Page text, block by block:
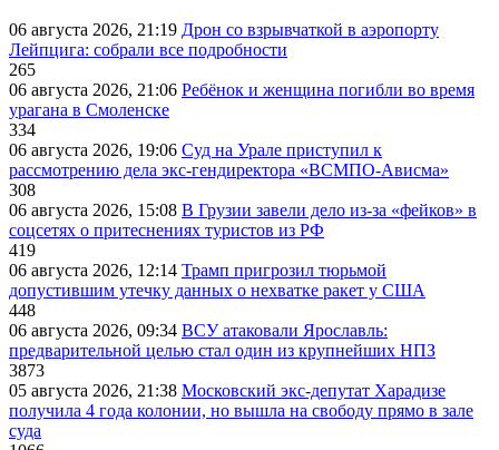
06 августа 2026, 21:19 Дрон со взрывчаткой в аэропорту
Лейпцига: собрали все подробности
265
06 августа 2026, 21:06 Ребёнок и женщина погибли во время
урагана в Смоленске
334
06 августа 2026, 19:06 Суд на Урале приступил к
рассмотрению дела экс-гендиректора «ВСМПО-Ависма»
308
06 августа 2026, 15:08 В Грузии завели дело из-за «фейков» в
соцсетях о притеснениях туристов из РФ
419
06 августа 2026, 12:14 Трамп пригрозил тюрьмой
допустившим утечку данных о нехватке ракет у США
448
06 августа 2026, 09:34 ВСУ атаковали Ярославль:
предварительной целью стал один из крупнейших НПЗ
3873
05 августа 2026, 21:38 Московский экс-депутат Харадизе
получила 4 года колонии, но вышла на свободу прямо в зале
суда